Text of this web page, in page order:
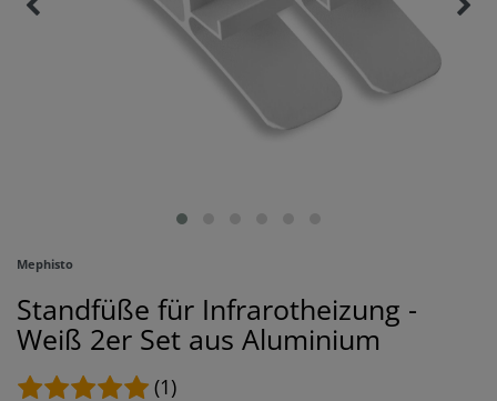
Mephisto
Standfüße für Infrarotheizung -
Weiß 2er Set aus Aluminium
(1)